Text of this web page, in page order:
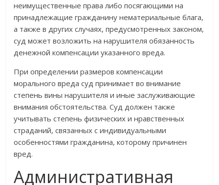
неимущественные права либо посягающими на
принадлежащие гражданину нематериальные блага,
а также в других случаях, предусмотренных законом,
суд может возложить на нарушителя обязанность
денежной компенсации указанного вреда.
При определении размеров компенсации
морального вреда суд принимает во внимание
степень вины нарушителя и иные заслуживающие
внимания обстоятельства. Суд должен также
учитывать степень физических и нравственных
страданий, связанных с индивидуальными
особенностями гражданина, которому причинен
вред.
Административная